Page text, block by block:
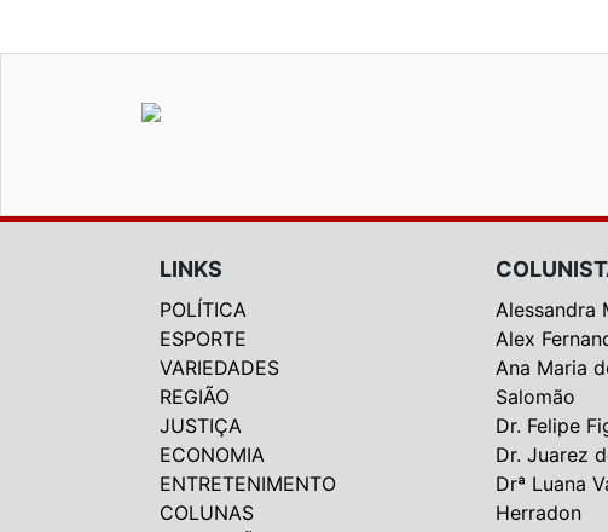
LINKS
POLÍTICA
ESPORTE
VARIEDADES
REGIÃO
JUSTIÇA
ECONOMIA
ENTRETENIMENTO
COLUNAS
Alessandra
Alex
Ana Maria
Salomão
Dr. Felipe
Dr. Juarez
Drª Luana
Herradon